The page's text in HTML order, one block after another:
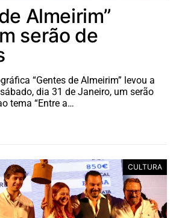
Almeirim”
serão de
“Gentes de Almeirim” levou a
dia 31 de Janeiro, um serão
tema “Entre a…
CULTURA